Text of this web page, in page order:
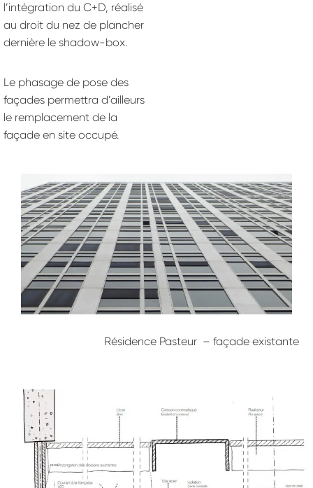
l’intégration du C+D, réalisé
au droit du nez de plancher
dernière le shadow-box.
Le phasage de pose des
façades permettra d’ailleurs
le remplacement de la
façade en site occupé.
Résidence Pasteur – façade existante